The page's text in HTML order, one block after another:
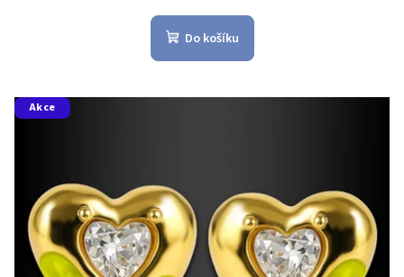
Do košíku
Akce